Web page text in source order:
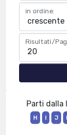
in ordine:
Risultati/
Parti dalla
H
I J